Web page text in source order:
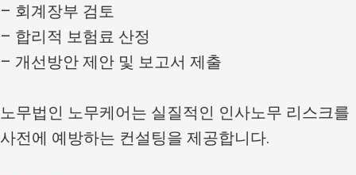
– 회계장부 검토
– 합리적 보험료 산정
– 개선방안 제안 및 보고서 제출
노무법인 노무케어는 실질적인 인사노무 리스크를
사전에 예방하는 컨설팅을 제공합니다.